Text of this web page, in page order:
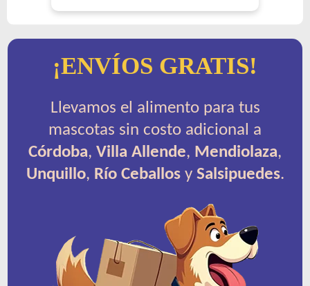
¡ENVÍOS GRATIS!
Llevamos el alimento para tus
mascotas sin costo adicional a
Córdoba, Villa Allende, Mendiolaza,
Unquillo, Río Ceballosy Salsipuedes.